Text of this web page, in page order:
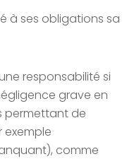
à ses obligations sa
responsabilité si
grave en
permettant de
comme